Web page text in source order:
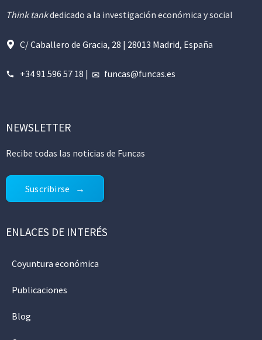
Think tankdedicado a la investigación económica y social
C/ Caballero de Gracia, 28 | 28013 Madrid, España
+34 91 596 57 18 | funcas@funcas.es
NEWSLETTER
Recibe todas las noticias de Funcas
Suscribirse
ENLACES DE INTERÉS
Coyuntura económica
Publicaciones
Blog